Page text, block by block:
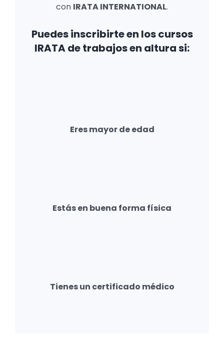
con IRATA INTERNATIONAL.
Puedes inscribirte en los cursos
IRATA de trabajos en altura si:
Eres mayor de edad
Estás en buena forma física
Tienes un certificado médico